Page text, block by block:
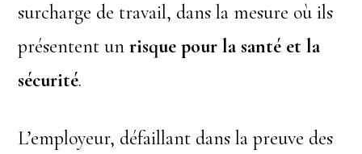
surcharge de travail, dans la mesure où ils
présentent unrisque pour la santé et la
sécurité.
L’employeur, défaillant dans la preuve des